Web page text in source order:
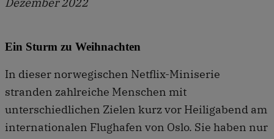
Ein Sturm zu Weihnachten
In dieser norwegischen Netflix-Miniserie
stranden zahlreiche Menschen mit
unterschiedlichen Zielen kurz vor Heiligabend am
internationalen Flughafen von Oslo. Sie haben nur